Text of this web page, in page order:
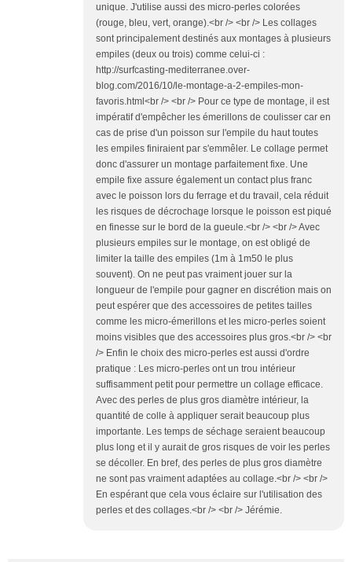
unique. J'utilise aussi des micro-perles colorées
(rouge, bleu, vert, orange).<br /> <br /> Les collages
sont principalement destinés aux montages à plusieurs
empiles (deux ou trois) comme celui-ci :
http://surfcasting-mediterranee.over-
blog.com/2016/10/le-montage-a-2-empiles-mon-
favoris.html<br /> <br /> Pour ce type de montage, il est
impératif d'empêcher les émerillons de coulisser car en
cas de prise d'un poisson sur l'empile du haut toutes
les empiles finiraient par s'emmêler. Le collage permet
donc d'assurer un montage parfaitement fixe. Une
empile fixe assure également un contact plus franc
avec le poisson lors du ferrage et du travail, cela réduit
les risques de décrochage lorsque le poisson est piqué
en finesse sur le bord de la gueule.<br /> <br /> Avec
plusieurs empiles sur le montage, on est obligé de
limiter la taille des empiles (1m à 1m50 le plus
souvent). On ne peut pas vraiment jouer sur la
longueur de l'empile pour gagner en discrétion mais on
peut espérer que des accessoires de petites tailles
comme les micro-émerillons et les micro-perles soient
moins visibles que des accessoires plus gros.<br /> <br
/> Enfin le choix des micro-perles est aussi d'ordre
pratique : Les micro-perles ont un trou intérieur
suffisamment petit pour permettre un collage efficace.
Avec des perles de plus gros diamètre intérieur, la
quantité de colle à appliquer serait beaucoup plus
importante. Les temps de séchage seraient beaucoup
plus long et il y aurait de gros risques de voir les perles
se décoller. En bref, des perles de plus gros diamètre
ne sont pas vraiment adaptées au collage.<br /> <br />
En espérant que cela vous éclaire sur l'utilisation des
perles et des collages.<br /> <br /> Jérémie.